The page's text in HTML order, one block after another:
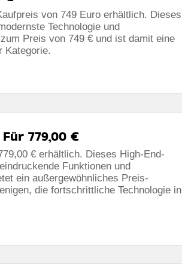
von 749 Euro erhältlich. Dieses
Technologie und
Preis von 749 € und ist damit eine
Kategorie.
779,00 €
€ erhältlich. Dieses High-End-
Funktionen und
ein außergewöhnliches Preis-
die fortschrittliche Technologie in